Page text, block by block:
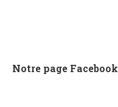
Notre page Facebook